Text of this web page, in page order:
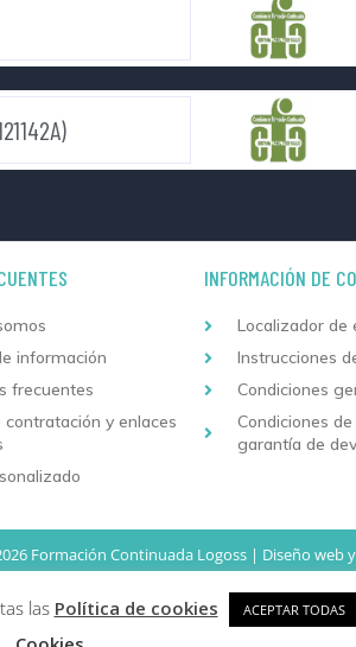
información
frecuentes
contratación y enlaces
INFORMACIÓN DE
Localizador de
Instrucciones
Condiciones
Condiciones
garantía de
Formación Continuada Logoss | Diseño weby
las Política de cookies ACEPTAR TODAS